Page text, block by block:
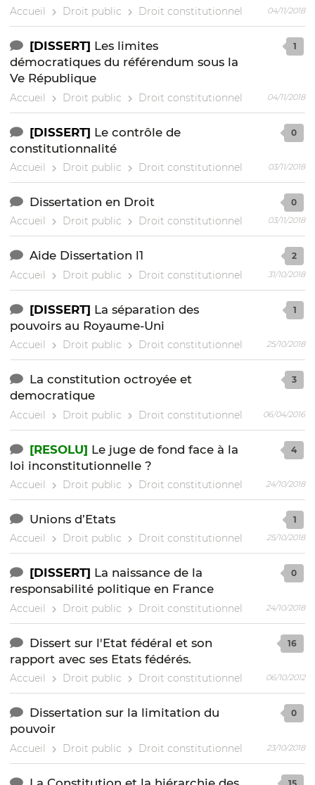
Accueil Droit public Droit constitutionnel 04/11/2018
[DISSERT] Les limites
démocratiques du référendum sous la
Ve République
Accueil Droit public Droit constitutionnel
1
04/11/2018
[DISSERT] Le contrôle de
constitutionnalité
Accueil Droit public Droit constitutionnel
0
03/11/2018
Dissertation en Droit
Accueil Droit public Droit constitutionnel
0
03/11/2018
Aide Dissertation l1
Accueil Droit public Droit constitutionnel
2
31/10/2018
[DISSERT] La séparation des
pouvoirs au Royaume-Uni
Accueil Droit public Droit constitutionnel
1
25/10/2018
La constitution octroyée et
democratique
Accueil Droit public Droit constitutionnel
3
06/04/2016
[RESOLU] Le juge de fond face à la
loi inconstitutionnelle ?
Accueil Droit public Droit constitutionnel
4
24/10/2018
Unions d’Etats
Accueil Droit public Droit constitutionnel
1
25/10/2018
[DISSERT] La naissance de la
responsabilité politique en France
Accueil Droit public Droit constitutionnel
0
24/10/2018
Dissert sur l'Etat fédéral et son
rapport avec ses Etats fédérés.
Accueil Droit public Droit constitutionnel
16
06/10/2012
Dissertation sur la limitation du
pouvoir
Accueil Droit public Droit constitutionnel
0
23/10/2018